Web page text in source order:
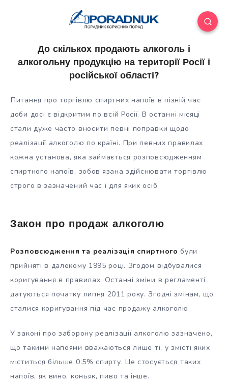
До скількох продають алкоголь і
алкогольну продукцію на території Росії і
російської області?
Питання про торгівлю спиртних напоїв в пізній час
доби досі є відкритим по всій Росії. В останні місяці
стали дуже часто вносити певні поправки щодо
реалізації алкоголю по країні. При певних правилах
кожна установа, яка займається розповсюдженням
спиртного напоїв, зобов’язана здійснювати торгівлю
строго в зазначений час і для яких осіб.
Закон про продаж алкоголю
Розповсюдження та реалізація спиртного були
прийняті в далекому 1995 році. Згодом відбувалися
коригування в правилах. Останні зміни в регламенті
датуються початку липня 2011 року. Згодні змінам, що
сталися коригування під час продажу алкоголю.
У законі про заборону реалізації алкоголю зазначено,
що такими напоями вважаються лише ті, у змісті яких
міститься більше 0.5% спирту. Це стосується таких
напоїв, як вино, коньяк, пиво та інше.